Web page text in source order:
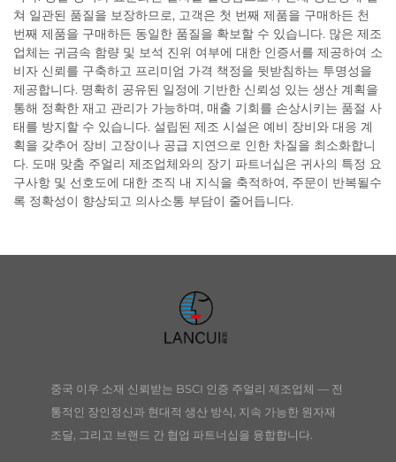
쳐 일관된 품질을 보장하므로, 고객은 첫 번째 제품을 구매하든 천
번째 제품을 구매하든 동일한 품질을 확보할 수 있습니다. 많은 제조
업체는 귀금속 함량 및 보석 진위 여부에 대한 인증서를 제공하여 소
비자 신뢰를 구축하고 프리미엄 가격 책정을 뒷받침하는 투명성을
제공합니다. 명확히 공유된 일정에 기반한 신뢰성 있는 생산 계획을
통해 정확한 재고 관리가 가능하며, 매출 기회를 손상시키는 품절 사
태를 방지할 수 있습니다. 설립된 제조 시설은 예비 장비와 대응 계
획을 갖추어 장비 고장이나 공급 지연으로 인한 차질을 최소화합니
다. 도매 맞춤 주얼리 제조업체와의 장기 파트너십은 귀사의 특정 요
구사항 및 선호도에 대한 조직 내 지식을 축적하여, 주문이 반복될수
록 정확성이 향상되고 의사소통 부담이 줄어듭니다.
중국 이우 소재 신뢰받는 BSCI 인증 주얼리 제조업체 — 전
통적인 장인정신과 현대적 생산 방식, 지속 가능한 원자재
조달, 그리고 브랜드 간 협업 파트너십을 융합합니다.